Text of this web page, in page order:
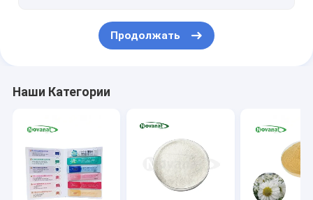
Продолжать
Наши Категории